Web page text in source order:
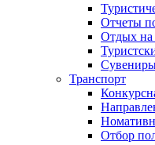
Отчеты
Отдых на
Транспорт
Отбор